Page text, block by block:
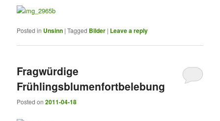
Posted in Unsinn |Tagged Bilder | Leave a reply
Fragwürdige
Frühlingsblumenfortbelebung
Posted on2011-04-18